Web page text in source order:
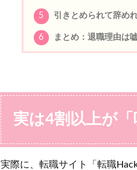
5 引きとめられて辞め
6 まとめ：退職理由は
実は4割以上が
実際に、転職サイト「転職